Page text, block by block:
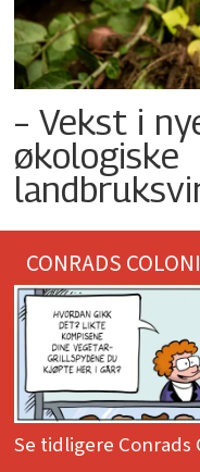
– Vekst i
økologiske
CONRADS
Se tidligere Conrads